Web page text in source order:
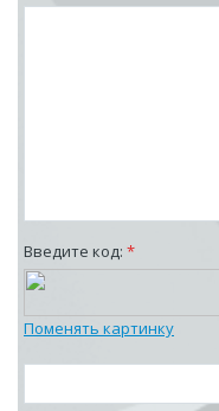
Введите код: *
Поменять картинку